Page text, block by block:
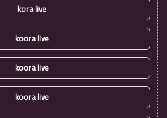
kora live
koora live
koora live
koora live